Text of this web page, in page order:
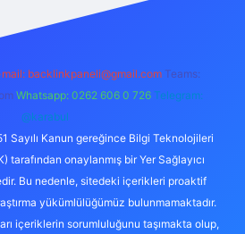
backlinkpaneli@gmail.com Teams:
Whatsapp: 0262 606 0 726 Telegram:
@karabul
Sayılı Kanun gereğince Bilgi Teknolojileri
tarafından onaylanmış bir Yer Sağlayıcı
Bu nedenle, sitedeki içerikleri proaktif
yükümlülüğümüz bulunmamaktadır.
içeriklerin sorumluluğunu taşımakta olup,